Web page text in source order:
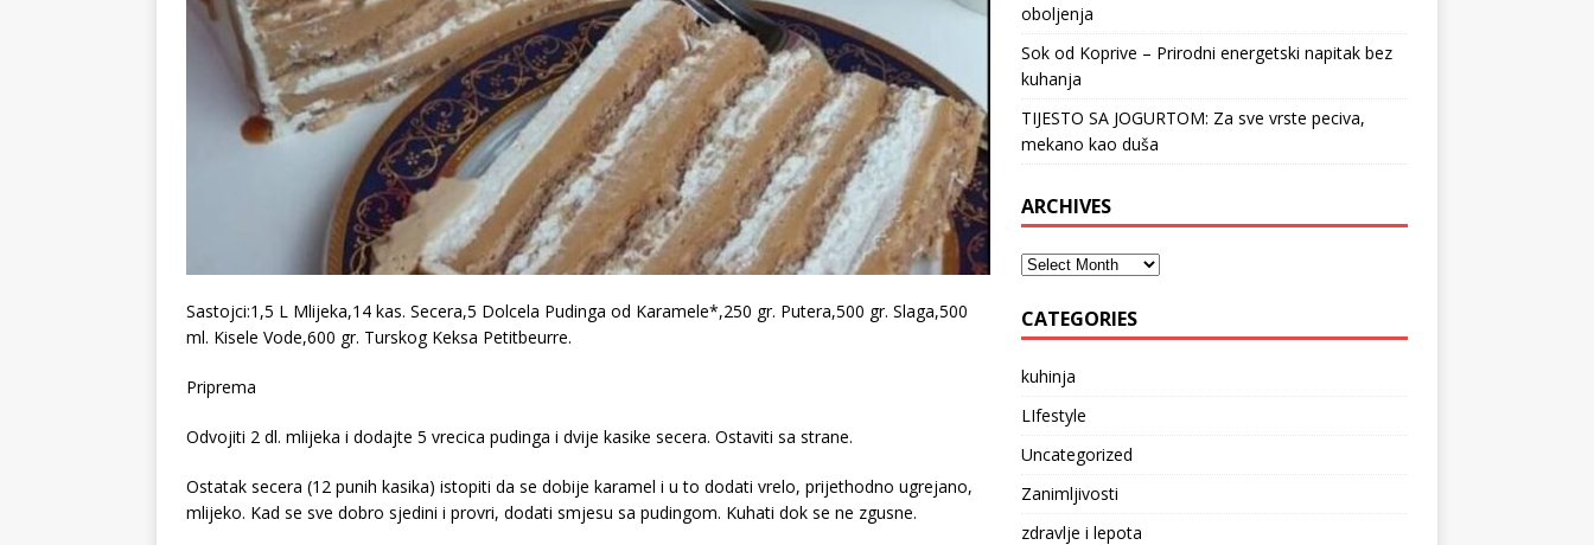
Sastojci:1,5 L Mlijeka,14 kas. Secera,5 Dolcela Pudinga od Karamele*,250 gr. Putera,500 gr. Slaga,500
ml. Kisele Vode,600 gr. Turskog Keksa Petitbeurre.
Priprema
Odvojiti 2 dl. mlijeka i dodajte 5 vrecica pudinga i dvije kasike secera. Ostaviti sa strane.
Ostatak secera (12 punih kasika) istopiti da se dobije karamel i u to dodati vrelo, prijethodno ugrejano,
mlijeko. Kad se sve dobro sjedini i provri, dodati smjesu sa pudingom. Kuhati dok se ne zgusne.
oboljenja
Sok od Koprive – Prirodni energetski napitak bez
kuhanja
TIJESTO SA JOGURTOM: Za sve vrste peciva,
mekano kao duša
ARCHIVES
CATEGORIES
kuhinja
LIfestyle
Uncategorized
Zanimljivosti
zdravlje i lepota